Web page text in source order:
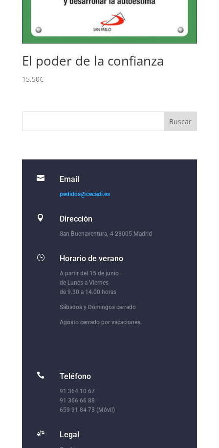
El poder de la confianza
15,50€
 Email
pedidos@cecadi.es
 Dirección
San Buenaventura, 4 28005 Madrid
} Horario de verano
A partir del 15 de junio
de Lunes a Viernes
de 9.30 a 14.00 horas
Sábados y Domingos cerrado
Agosto cerrado por vacaciones.
 Teléfono
91 364 10 67
91 366 66 88
659 91 84 73 (Móvil)
 Legal